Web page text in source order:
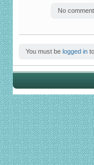
No
You must be logged in